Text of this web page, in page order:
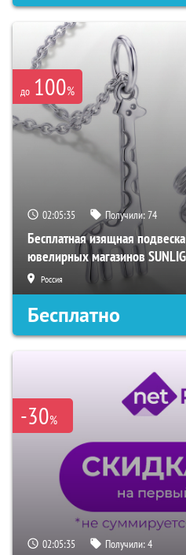
до 100%
02:05:34 Получили:74
Бесплатная изящная
ювелирных магазинов
Россия
Бесплатно
-30%
02:05:34 Получили:4